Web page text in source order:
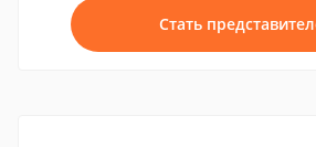
Стать